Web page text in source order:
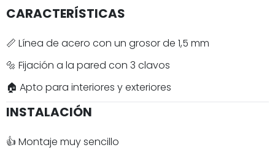
CARACTERÍSTICAS
📏 Línea de acero con un grosor de 1,5 mm
🔩 Fijación a la pared con 3 clavos
🏠 Apto para interiores y exteriores
INSTALACIÓN
👍 Montaje muy sencillo